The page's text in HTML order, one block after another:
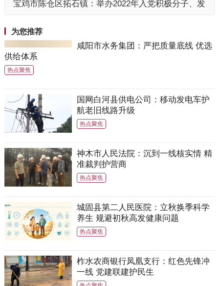
宝鸡市陈仓区拓石镇：举办2022年入党积极分子、发
为您推荐
咸阳市水务集团：严把质量底线 优选
供给体系
热点聚焦
国网白河县供电公司：移动发电车护
航老旧线路升级
热点聚焦
神木市人民法院：沉到一线核实情 精
准裁判护营商
热点聚焦
城固县第二人民医院：立秋换季科学
养生 规避初秋高发健康问题
热点聚焦
柞水农商银行凤凰支行：红色先锋冲
一线 党建联建护民生